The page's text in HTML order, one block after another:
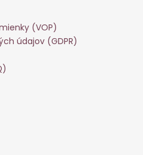
(VOP)
údajov (GDPR)